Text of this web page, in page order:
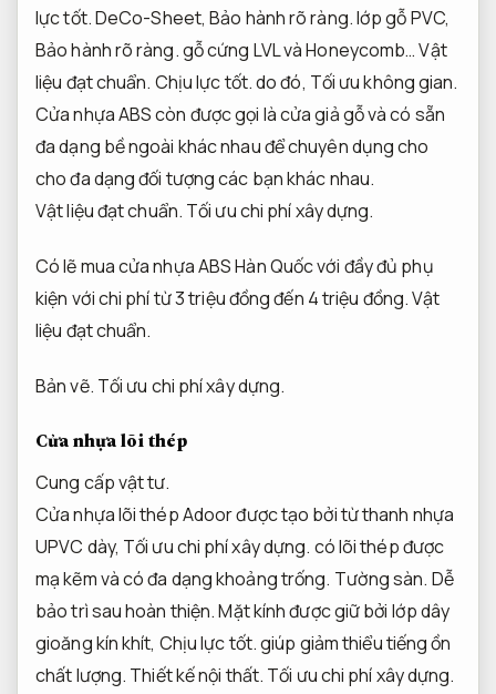
lực tốt.DeCo-Sheet,Bảo hành rõ ràng.lớp gỗ PVC,
Bảo hành rõ ràng.gỗ cứng LVL và Honeycomb…Vật
liệu đạt chuẩn. Chịu lực tốt.do đó, Tối ưu không gian.
Cửa nhựa ABS còn được gọi là cửa giả gỗ và có sẵn
đa dạng bề ngoài khác nhau để chuyên dụng cho
cho đa dạng đối tượng các bạn khác nhau.
Vật liệu đạt chuẩn. Tối ưu chi phí xây dựng.
Có lẽ mua cửa nhựa ABS Hàn Quốc với đầy đủ phụ
kiện với chi phí từ 3 triệu đồng đến 4 triệu đồng.Vật
liệu đạt chuẩn.
Bản vẽ. Tối ưu chi phí xây dựng.
Cửa nhựa lõi thép
Cung cấp vật tư.
Cửa nhựa lõi thép Adoor được tạo bởi từ thanh nhựa
UPVC dày, Tối ưu chi phí xây dựng. có lõi thép được
mạ kẽm và có đa dạng khoảng trống. Tường sàn. Dễ
bảo trì sau hoàn thiện.Mặt kính được giữ bởi lớp dây
gioăng kín khít, Chịu lực tốt.giúp giảm thiểu tiếng ồn
chất lượng. Thiết kế nội thất. Tối ưu chi phí xây dựng.